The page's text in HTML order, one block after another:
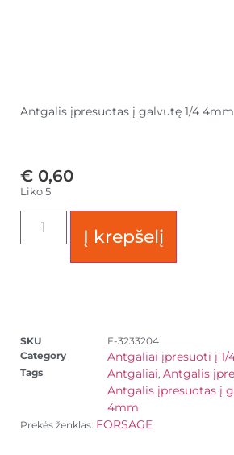
Antgalis įpresuotas į galvutę 1/4 4mm
€ 0,60
Liko 5
Į krepšelį
SKU
F-3233204
Category
Antgaliai įpresuoti į 1/
Tags Antgaliai, Antgalis
Antgalis įpresuotas į
4mm
Prekės ženklas: FORSAGE